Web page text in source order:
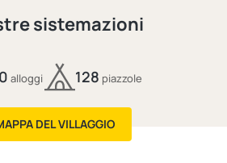
sistemazioni
alloggi 128 piazzole
DEL VILLAGGIO